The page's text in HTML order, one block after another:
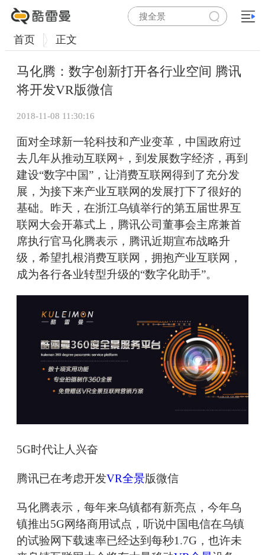
首页 正文
马化腾：数字创新打开各行业空间 腾讯
将开发VR版微信
2018-11-08 11:30:16
面对全球新一轮科技和产业变革，中国政府过
去几年从推动互联网+，到发展数字经济，再到
建设“数字中国”，让消费互联网得到了充分发
展，为接下来产业互联网的发展打下了很好的
基础。昨天，在浙江乌镇举行的第五届世界互
联网大会开幕式上，腾讯公司董事会主席兼首
席执行官马化腾表示，腾讯近期宣布战略升
级，希望扎根消费互联网，拥抱产业互联网，
成为各行各业转型升级的“数字化助手”。
5G时代让人兴奋
腾讯已在考虑开发VR全景版微信
马化腾表示，每年来乌镇都有新亮点，今年乌
镇推出5G网络商用试点，听说中国电信在乌镇
的试验网下载速率已经达到每秒1.7G，也许未